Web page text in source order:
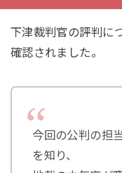
下津裁判官の評判に
確認されました。
今回の公判の担
を知り、